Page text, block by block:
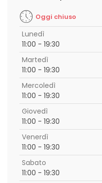
Oggi chiuso
Lunedì
11:00 - 19:30
Martedì
11:00 - 19:30
Mercoledì
11:00 - 19:30
Giovedì
11:00 - 19:30
Venerdì
11:00 - 19:30
Sabato
11:00 - 19:30